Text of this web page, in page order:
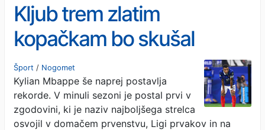
Kljub trem zlatim
kopačkam bo skušal
sezono čim prej pozabiti
Šport / Nogomet
Kylian Mbappe še naprej postavlja
rekorde. V minuli sezoni je postal prvi v
zgodovini, ki je naziv najboljšega strelca
osvojil v domačem prvenstvu, Ligi prvakov in na